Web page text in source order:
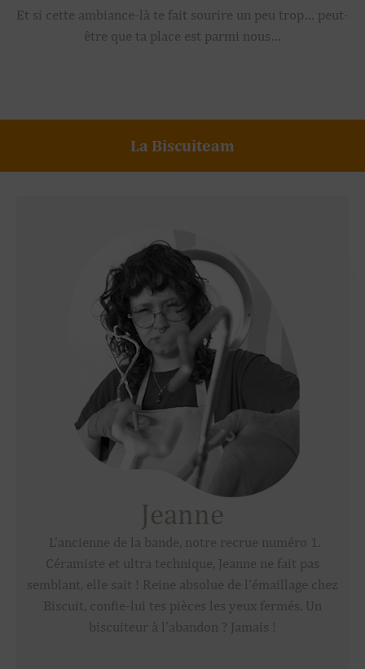
Et si cette ambiance-là te fait sourire un peu trop… peut-
être que ta place est parmi nous…
La Biscuiteam
Jeanne
L’ancienne de la bande, notre recrue numéro 1.
Céramiste et ultra technique, Jeanne ne fait pas
semblant, elle sait ! Reine absolue de l’émaillage chez
Biscuit, confie-lui tes pièces les yeux fermés. Un
biscuiteur à l’abandon ? Jamais !